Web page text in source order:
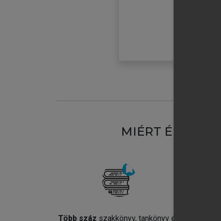
MIÉRT
Több száz szakkönyv, tankönyv és